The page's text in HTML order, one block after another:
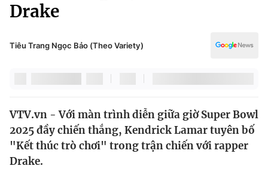
Tin tức
Thế giới đó đây
Câu chuyện quốc tế
Kinh tế
Tài chính
Dữ liệu và đời sống
Đời sống
Giáo dục
Drake
Tiêu Trang Ngọc Bảo (Theo Variety)
VTV.vn - Với màn trình diễn giữa giờ Super Bowl
2025 đầy chiến thắng, Kendrick Lamar tuyên bố
"Kết thúc trò chơi" trong trận chiến với rapper
Drake.